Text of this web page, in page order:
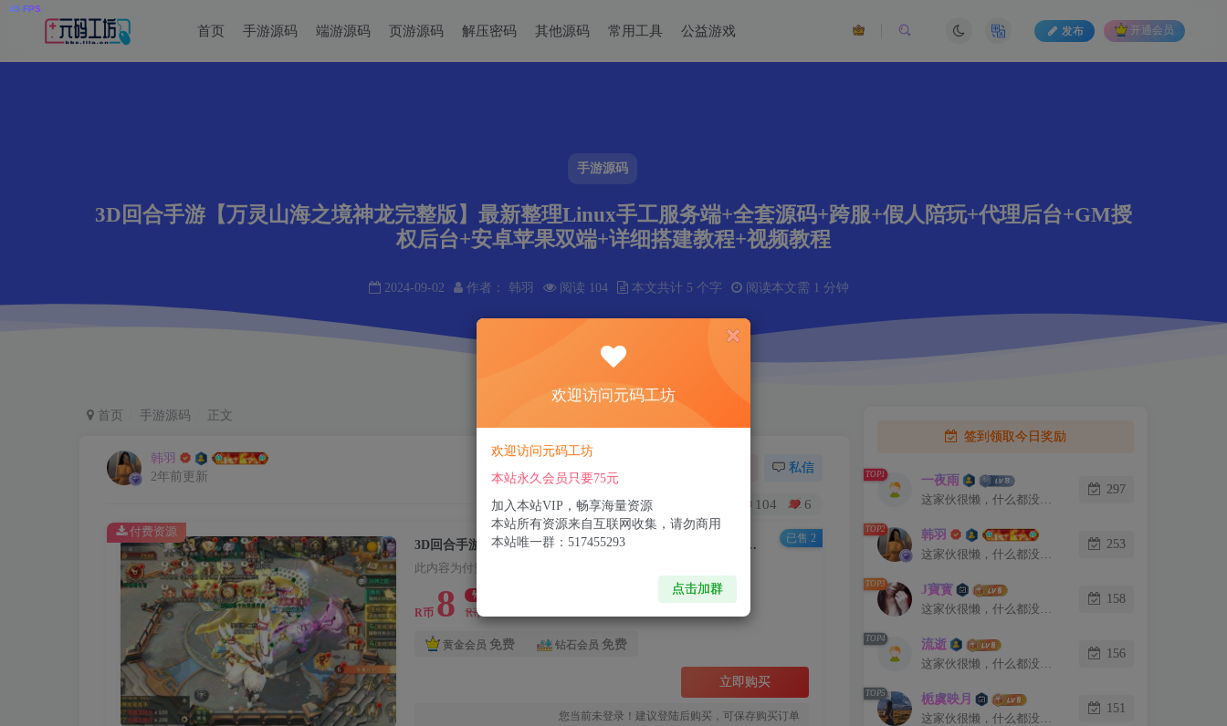
手游源码
3D回合手游【万灵山海之境神龙完整版】最新整理Linux手工服务端+全套源码+跨服+假人陪玩+代理后台+GM授
权后台+安卓苹果双端+详细搭建教程+视频教程
2024-09-02 作者： 韩羽 阅读 104 本文共计 5 个字 阅读本文需 1 分钟
首页 手游源码 端游源码 页游源码 解压密码 其他源码 常用工具 公益游戏 发布 开通会员
首页 手游源码 正文
韩羽
2年前更新
私信
104 6
3D回合手游【万灵山海之境神龙完整版】最新整理Linux手工服务端+全套源码+跨服+假人陪玩+代理后台+GM授权后台+安卓苹果双端+详细搭建教程+视频教程
此内容为付费资源，请付费后查看
R币 8 R币
黄金会员 免费 钻石会员 免费
立即购买
您当前未登录！建议登陆后购买，可保存购买订单
付费资源
已售 2
签到领取今日奖励
TOP1 一夜雨
这家伙很懒，什么都没有写...
297
TOP2 韩羽
这家伙很懒，什么都没有写...
253
TOP3 J寶寳
这家伙很懒，什么都没有写...
158
TOP4 流逝
这家伙很懒，什么都没有写...
156
TOP5 栀虞映月
这家伙很懒，什么都没有写...
151
欢迎访问元码工坊
欢迎访问元码工坊
本站永久会员只要75元
加入本站VIP，畅享海量资源
本站所有资源来自互联网收集，请勿商用
本站唯一群：517455293
点击加群